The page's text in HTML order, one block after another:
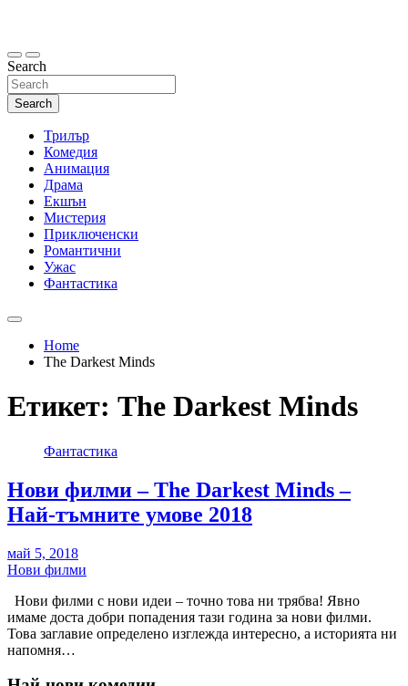
Search
Search
Трилър
Комедия
Анимация
Драма
Екшън
Мистерия
Приключенски
Романтични
Ужас
Фантастика
Home
The Darkest Minds
Етикет: The Darkest Minds
Фантастика
Нови филми – The Darkest Minds –
Най-тъмните умове 2018
май 5, 2018
Нови филми
Нови филми с нови идеи – точно това ни трябва! Явно
имаме доста добри попадения тази година за нови филми.
Това заглавие определено изглежда интересно, а историята ни
напомня…